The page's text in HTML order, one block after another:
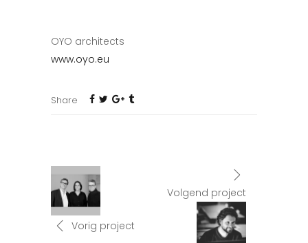
OYO architects
www.oyo.eu
Share
Vorig project
Volgend project